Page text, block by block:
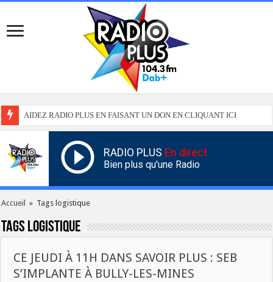
AIDEZ RADIO PLUS EN FAISANT UN DON EN CLIQUANT ICI
RADIO PLUS En direct
Bien plus qu'une Radio
Accueil » Tags logistique
Tags logistique
CE JEUDI À 11H DANS SAVOIR PLUS : SEB
S’IMPLANTE À BULLY-LES-MINES